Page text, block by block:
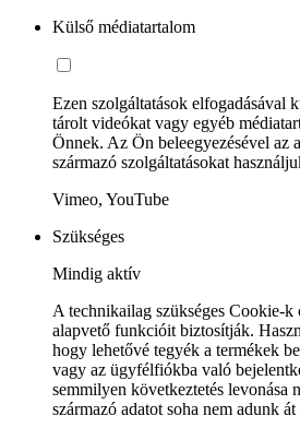
Külső médiatartalom
Ezen szolgáltatások elfogadásával
tárolt videókat vagy egyéb
Önnek. Az Ön beleegyezésével az
származó szolgáltatásokat
Vimeo, YouTube
Szükséges
Mindig aktív
A technikailag szükséges Cookie-
alapvető funkcióit biztosítják.
hogy lehetővé tegyék a termékek
vagy az ügyfélfiókba való
semmilyen következtetés levonása
származó adatot soha nem adunk